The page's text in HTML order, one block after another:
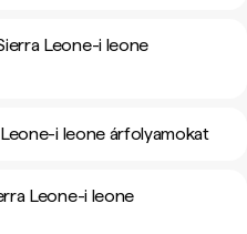
Leone-i leone
i leone árfolyamokat
Leone-i leone